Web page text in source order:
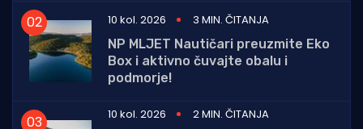
10 kol. 2026
3 MIN. ČITANJA
NP MLJET Nautičari preuzmite Eko
Box i aktivno čuvajte obalu i
podmorje!
10 kol. 2026
2 MIN. ČITANJA